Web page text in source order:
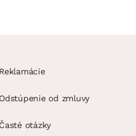
Reklamácie
Odstúpenie od zmluvy
Časté otázky